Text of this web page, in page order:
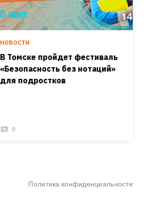
НОВОСТИ
В Томске пройдет фестиваль
«Безопасность без нотаций»
для подростков
0
Политика конфиденциальности